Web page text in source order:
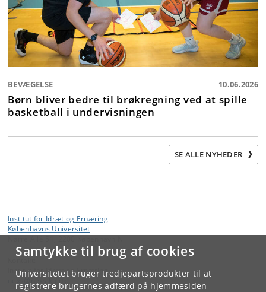
Samtykke til brug af cookies
Universitetet bruger tredjepartsprodukter til at
registrere brugernes adfærd på hjemmesiden
BEVÆGELSE 10.06.2026
Børn bliver bedre til brøkregning ved at spille
basketball i undervisningen
SE ALLE NYHEDER
Institut for Idræt og Ernæring
Københavns Universitet
Institut for Idræt og Ernæring
@ dk